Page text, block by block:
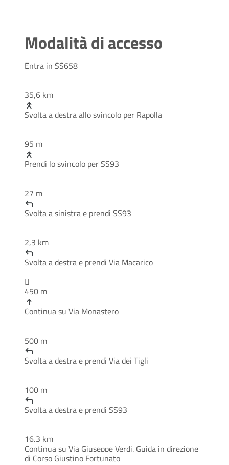
Modalità di accesso
Entra in SS658
35,6 km
Svolta adestraallo svincolo per Rapolla
95 m
Prendi lo svincolo perSS93
27 m
Svolta asinistrae prendi SS93
2,3 km
Svolta adestrae prendi Via Macarico

450 m
Continua su Via Monastero
500 m
Svolta adestrae prendi Via dei Tigli
100 m
Svolta adestrae prendi SS93
16,3 km
Continua su Via Giuseppe Verdi. Guida in direzione
di Corso Giustino Fortunato